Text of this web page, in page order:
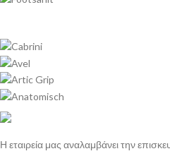
Η εταιρεία μας αναλαμβάνει την